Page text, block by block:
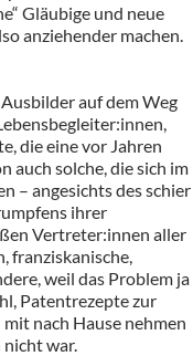
Gläubige und neue
anziehender machen.
auf dem Weg
die eine vor Jahren
auch solche, die sich im
– angesichts des schier
ihrer
Vertreter:innen aller
franziskanische,
weil das Problem ja
Patentrezepte zur
nach Hause nehmen
nicht war.